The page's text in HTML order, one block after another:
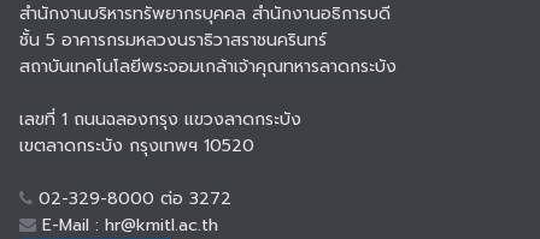
สำนักงานบริหารทรัพยากรบุคคล สำนักงานอธิการบดี
ชั้น 5 อาคารกรมหลวงนราธิวาสราชนครินทร์
สถาบันเทคโนโลยีพระจอมเกล้าเจ้าคุณทหารลาดกระบัง
เลขที่ 1 ถนนฉลองกรุง แขวงลาดกระบัง
เขตลาดกระบัง กรุงเทพฯ 10520
02-329-8000 ต่อ 3272
E-Mail : hr@kmitl.ac.th